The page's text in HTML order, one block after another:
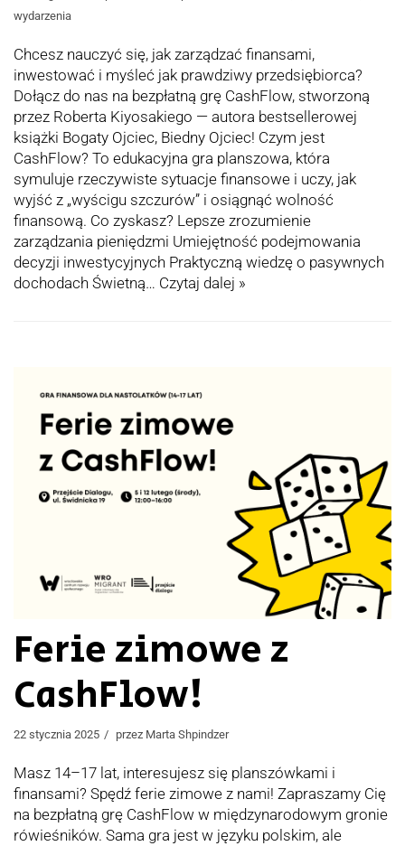
wydarzenia
Chcesz nauczyć się, jak zarządzać finansami,
inwestować i myśleć jak prawdziwy przedsiębiorca?
Dołącz do nas na bezpłatną grę CashFlow, stworzoną
przez Roberta Kiyosakiego — autora bestsellerowej
książki Bogaty Ojciec, Biedny Ojciec! Czym jest
СashFlow? To edukacyjna gra planszowa, która
symuluje rzeczywiste sytuacje finansowe i uczy, jak
wyjść z „wyścigu szczurów” i osiągnąć wolność
finansową. Co zyskasz? Lepsze zrozumienie
zarządzania pieniędzmi Umiejętność podejmowania
decyzji inwestycyjnych Praktyczną wiedzę o pasywnych
dochodach Świetną… Czytaj dalej »
Ferie zimowe z
CashFlow!
22 stycznia 2025 przez Marta Shpindzer
Masz 14–17 lat, interesujesz się planszówkami i
finansami? Spędź ferie zimowe z nami! Zapraszamy Cię
na bezpłatną grę CashFlow w międzynarodowym gronie
rówieśników. Sama gra jest w języku polskim, ale